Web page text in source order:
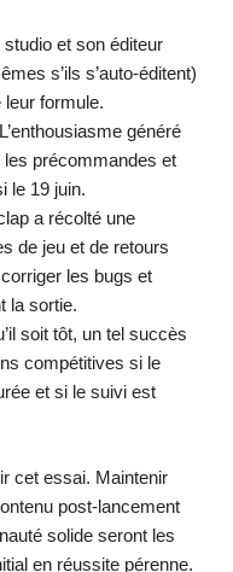
studio et son éditeur
s’ils s’auto-éditent)
leur formule.
L’enthousiasme généré
précommandes et
le 19 juin.
a récolté une
de jeu et de retours
les bugs et
la sortie.
soit tôt, un tel succès
compétitives si le
et si le suivi est
cet essai. Maintenir
post-lancement
solide seront les
en réussite pérenne.